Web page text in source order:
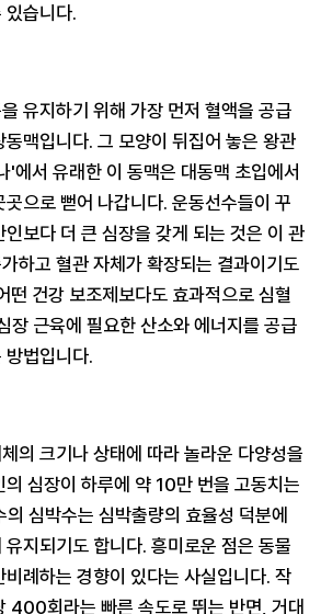
있습니다.
유지하기 위해 가장 먼저 혈액을 공급
맥입니다. 그 모양이 뒤집어 놓은 왕관
'에서 유래한 이 동맥은 대동맥 초입에서
으로 뻗어 나갑니다. 운동선수들이 꾸
보다 더 큰 심장을 갖게 되는 것은 이 관
하고 혈관 자체가 확장되는 결과이기도
떤 건강 보조제보다도 효과적으로 심혈
장 근육에 필요한 산소와 에너지를 공급
방법입니다.
의 크기나 상태에 따라 놀라운 다양성을
의 심장이 하루에 약 10만 번을 고동치는
심박수는 심박출량의 효율성 덕분에
지되기도 합니다. 흥미로운 점은 동물
례하는 경향이 있다는 사실입니다. 작
400회라는 빠른 속도로 뛰는 반면, 거대